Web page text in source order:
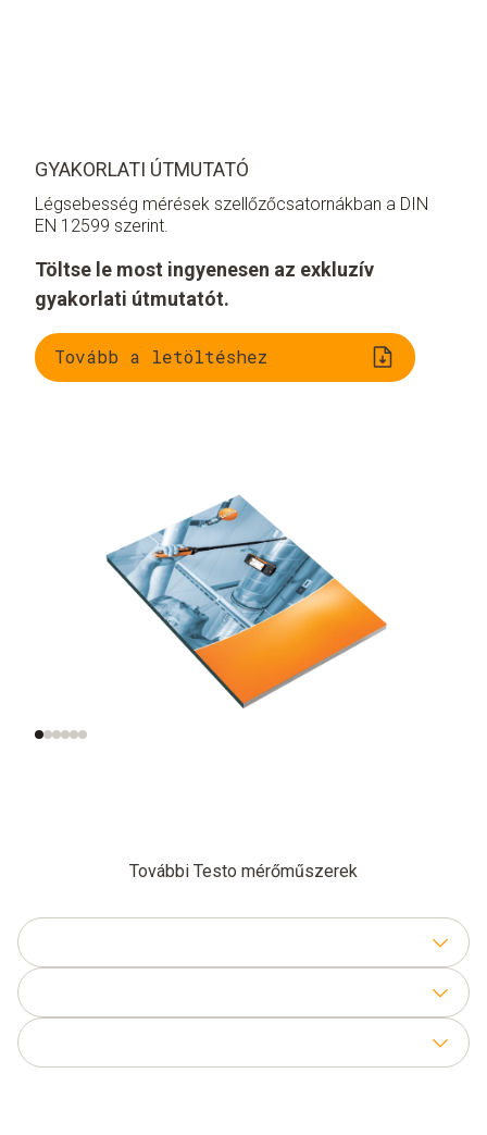
GYAKORLATI ÚTMUTATÓ
Légsebesség mérések szellőzőcsatornákban a DIN
EN 12599 szerint.
Töltse le most ingyenesen az exkluzív
gyakorlati útmutatót.
Tovább a letöltéshez
A jó légsebesség
További Testo mérőműszerek